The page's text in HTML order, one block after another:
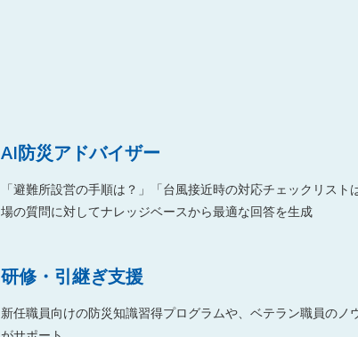
AI防災アドバイザー
「避難所設営の手順は？」「台風接近時の対応チェックリスト
場の質問に対してナレッジベースから最適な回答を生成
研修・引継ぎ支援
新任職員向けの防災知識習得プログラムや、ベテラン職員のノ